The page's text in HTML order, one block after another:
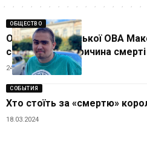
ОБЩЕСТВО
Очільник Львівської ОВА
сина: названа причина смерті
24.07.2024
СОБЫТИЯ
Хто стоїть за «смертю»
18.03.2024